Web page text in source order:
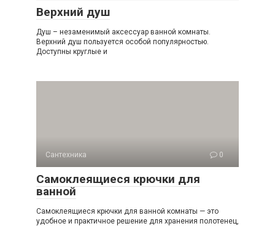
Верхний душ
Душ – незаменимый аксессуар ванной комнаты.
Верхний душ пользуется особой популярностью.
Доступны круглые и
Сантехника 0
Самоклеящиеся крючки для
ванной
Самоклеящиеся крючки для ванной комнаты — это
удобное и практичное решение для хранения полотенец,